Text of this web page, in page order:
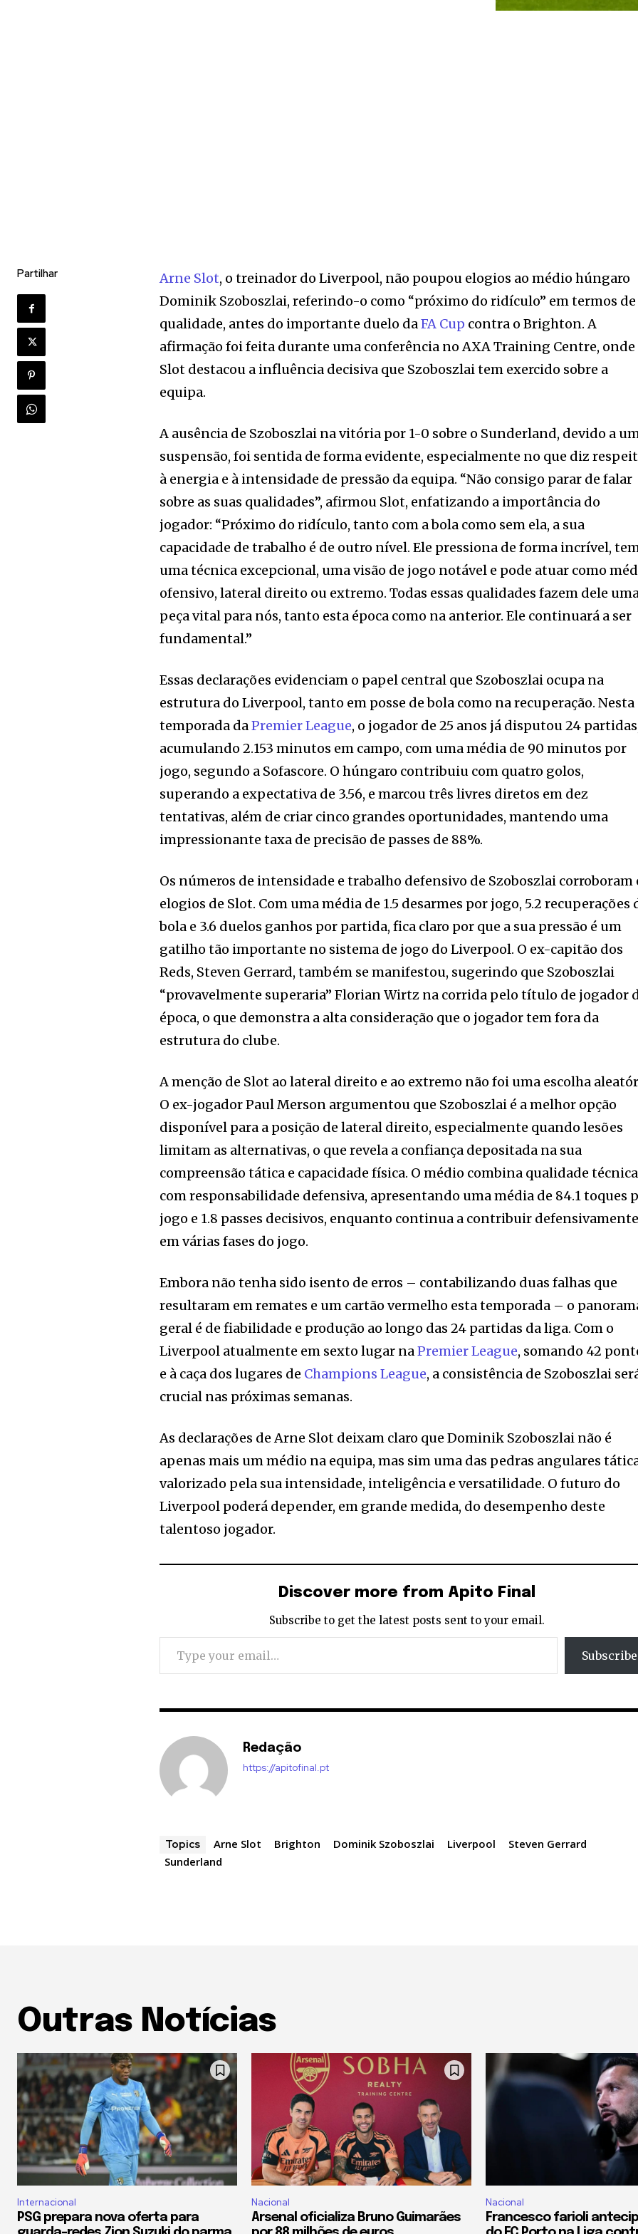
Partilhar Arne Slot, o treinador do Liverpool, não poupou elogios ao médio húngaro
Dominik Szoboszlai, referindo-o como “próximo do ridículo” em termos de
qualidade, antes do importante duelo daFA Cup contra o Brighton. A
afirmação foi feita durante uma conferência no AXA Training Centre, onde
Slot destacou a influência decisiva que Szoboszlai tem exercido sobre a
equipa.
A ausência de Szoboszlai na vitória por 1-0 sobre o Sunderland, devido a
suspensão, foi sentida de forma evidente, especialmente no que diz
à energia e à intensidade de pressão da equipa. “Não consigo parar de falar
sobre as suas qualidades”, afirmou Slot, enfatizando a importância do
jogador: “Próximo do ridículo, tanto com a bola como sem ela, a sua
capacidade de trabalho é de outro nível. Ele pressiona de forma incrível,
uma técnica excepcional, uma visão de jogo notável e pode atuar como
ofensivo, lateral direito ou extremo. Todas essas qualidades fazem dele
peça vital para nós, tanto esta época como na anterior. Ele continuará a ser
fundamental.”
Essas declarações evidenciam o papel central que Szoboszlai ocupa na
estrutura do Liverpool, tanto em posse de bola como na recuperação. Nesta
temporada daPremier League, o jogador de 25 anos já disputou 24
acumulando 2.153 minutos em campo, com uma média de 90 minutos por
jogo, segundo a Sofascore. O húngaro contribuiu com quatro golos,
superando a expectativa de 3.56, e marcou três livres diretos em dez
tentativas, além de criar cinco grandes oportunidades, mantendo uma
impressionante taxa de precisão de passes de 88%.
Os números de intensidade e trabalho defensivo de Szoboszlai corroboram
elogios de Slot. Com uma média de 1.5 desarmes por jogo, 5.2 recuperações
bola e 3.6 duelos ganhos por partida, fica claro por que a sua pressão é um
gatilho tão importante no sistema de jogo do Liverpool. O ex-capitão dos
Reds, Steven Gerrard, também se manifestou, sugerindo que Szoboszlai
“provavelmente superaria” Florian Wirtz na corrida pelo título de jogador
época, o que demonstra a alta consideração que o jogador tem fora da
estrutura do clube.
A menção de Slot ao lateral direito e ao extremo não foi uma escolha
O ex-jogador Paul Merson argumentou que Szoboszlai é a melhor opção
disponível para a posição de lateral direito, especialmente quando lesões
limitam as alternativas, o que revela a confiança depositada na sua
compreensão tática e capacidade física. O médio combina qualidade técnica
com responsabilidade defensiva, apresentando uma média de 84.1 toques
jogo e 1.8 passes decisivos, enquanto continua a contribuir defensivamente
em várias fases do jogo.
Embora não tenha sido isento de erros – contabilizando duas falhas que
resultaram em remates e um cartão vermelho esta temporada – o
geral é de fiabilidade e produção ao longo das 24 partidas da liga. Com o
Liverpool atualmente em sexto lugar naPremier League, somando 42
e à caça dos lugares de Champions League, a consistência de Szoboszlai
crucial nas próximas semanas.
As declarações de Arne Slot deixam claro que Dominik Szoboszlai não é
apenas mais um médio na equipa, mas sim uma das pedras angulares
valorizado pela sua intensidade, inteligência e versatilidade. O futuro do
Liverpool poderá depender, em grande medida, do desempenho deste
talentoso jogador.
Discover more from Apito Final
Subscribe to get the latest posts sent to your email.
Type your email…
Subscribe
Redação
https://apitofinal.pt
Topics Arne Slot Brighton Dominik Szoboszlai Liverpool
Steven Gerrard
Sunderland
Outras Notícias
Internacional
PSG prepara nova oferta para
Nacional
Arsenal oficializa Bruno Guimarães
Nacional
Francesco farioli